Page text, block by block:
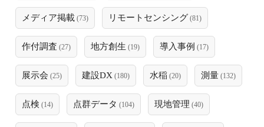
メディア掲載 (73) リモートセンシング (81)
作付調査 (27) 地方創生 (19) 導入事例 (17)
展示会 (25) 建設DX (180) 水稲 (20) 測量 (132)
点検 (14) 点群データ (104) 現地管理 (40)